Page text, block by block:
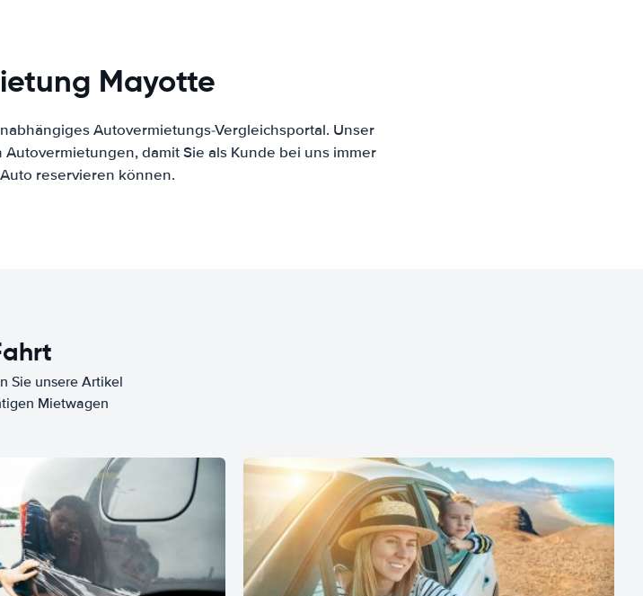
Mayotte
Autovermietungs-Vergleichsportal. Unser
damit Sie als Kunde bei uns immer
reservieren können.
Sie unsere Artikel
Mietwagen